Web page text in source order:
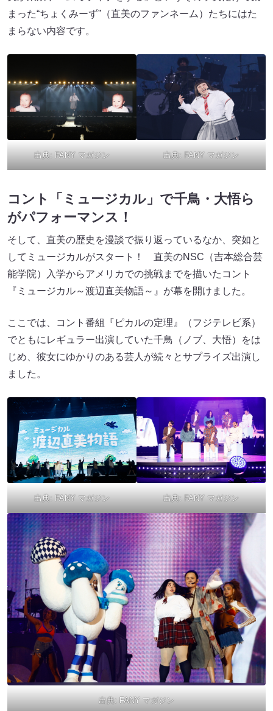
まった“ちょくみーず”（直美のファンネーム）たちにはた
まらない内容です。
出典: FANY マガジン 出典: FANY マガジン
コント「ミュージカル」で千鳥・大悟ら
がパフォーマンス！
そして、直美の歴史を漫談で振り返っているなか、突如と
してミュージカルがスタート！ 直美のNSC（吉本総合芸
能学院）入学からアメリカでの挑戦までを描いたコント
『ミュージカル～渡辺直美物語～』が幕を開けました。
ここでは、コント番組『ピカルの定理』（フジテレビ系）
でともにレギュラー出演していた千鳥（ノブ、大悟）をは
じめ、彼女にゆかりのある芸人が続々とサプライズ出演し
ました。
出典: FANY マガジン 出典: FANY マガジン
出典: FANY マガジン